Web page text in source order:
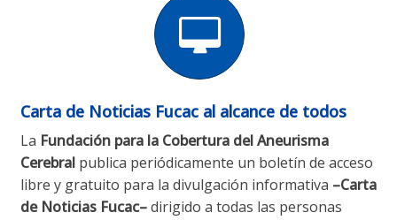
Carta de Noticias Fucac al alcance de todos
La Fundación para la Cobertura del Aneurisma
Cerebral publica periódicamente un boletín de acceso
libre y gratuito para la divulgación informativa –Carta
de Noticias Fucac–dirigido a todas las personas